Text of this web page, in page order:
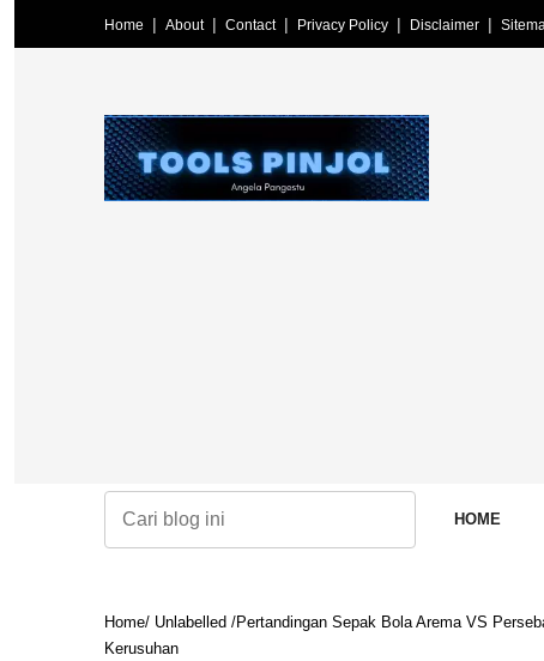
Home About Contact Privacy Policy Disclaimer
terkini, informasi terpercaya, edukasi literasi keuangan, pinjaman
HOME
Home/ Unlabelled /Pertandingan Sepak Bola Arema VS
Kerusuhan